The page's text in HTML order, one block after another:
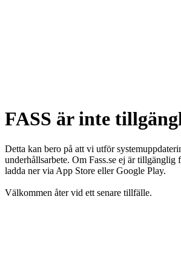
FASS är inte
Detta kan bero på att vi utför
underhållsarbete. Om Fass.se ej är tillgänglig
ladda ner via App Store eller Google Play.
Välkommen åter vid ett senare tillfälle.